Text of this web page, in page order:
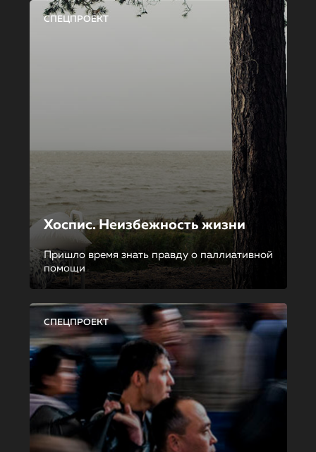
СПЕЦПРОЕКТ
Хоспис. Неизбежность жизни
Пришло время знать правду о паллиативной
помощи
СПЕЦПРОЕКТ